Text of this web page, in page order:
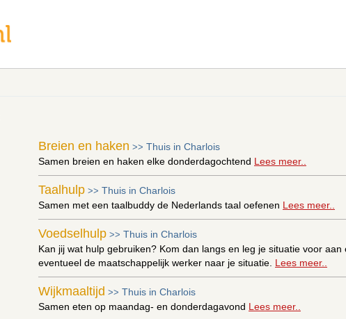
Breien en haken >> Thuis in Charlois
Samen breien en haken elke donderdagochtend Lees meer..
Taalhulp >> Thuis in Charlois
Samen met een taalbuddy de Nederlands taal oefenen Lees meer..
Voedselhulp >> Thuis in Charlois
Kan jij wat hulp gebruiken? Kom dan langs en leg je situatie voor
eventueel de maatschappelijk werker naar je situatie. Lees meer..
Wijkmaaltijd >> Thuis in Charlois
Samen eten op maandag- en donderdagavond Lees meer..